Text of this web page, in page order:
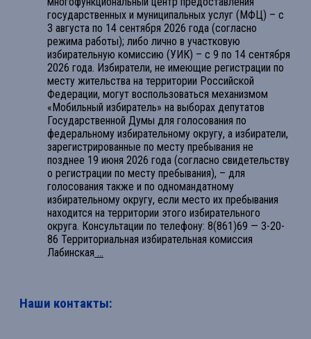
государственных и муниципальных услуг (МФЦ) – с
3 августа по 14 сентября 2026 года (согласно
режима работы); либо лично в участковую
избирательную комиссию (УИК) – с 9 по 14 сентября
2026 года. Избиратели, не имеющие регистрации по
месту жительства на территории Российской
Федерации, могут воспользоваться механизмом
«Мобильный избиратель» на выборах депутатов
Государственной Думы для голосования по
федеральному избирательному округу, а избиратели,
зарегистрированные по месту пребывания не
позднее 19 июня 2026 года (согласно свидетельству
о регистрации по месту пребывания), – для
голосования также и по одномандатному
избирательному округу, если место их пребывания
находится на территории этого избирательного
округа. Консультации по телефону: 8(861)69 — 3-20-
86 Территориальная избирательная комиссия
Лабинская
Наши контакты: